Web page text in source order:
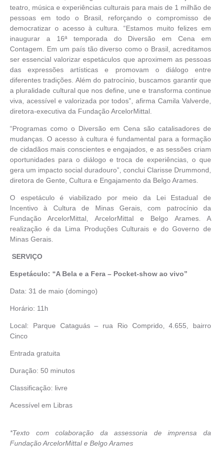
teatro, música e experiências culturais para mais de 1 milhão de
pessoas em todo o Brasil, reforçando o compromisso de
democratizar o acesso à cultura. “Estamos muito felizes em
inaugurar a 16ª temporada do Diversão em Cena em
Contagem. Em um país tão diverso como o Brasil, acreditamos
ser essencial valorizar espetáculos que aproximem as pessoas
das expressões artísticas e promovam o diálogo entre
diferentes tradições. Além do patrocínio, buscamos garantir que
a pluralidade cultural que nos define, une e transforma continue
viva, acessível e valorizada por todos”, afirma Camila Valverde,
diretora-executiva da Fundação ArcelorMittal.
“Programas como o Diversão em Cena são catalisadores de
mudanças. O acesso à cultura é fundamental para a formação
de cidadãos mais conscientes e engajados, e as sessões criam
oportunidades para o diálogo e troca de experiências, o que
gera um impacto social duradouro”, conclui Clarisse Drummond,
diretora de Gente, Cultura e Engajamento da Belgo Arames.
O espetáculo é viabilizado por meio da Lei Estadual de
Incentivo à Cultura de Minas Gerais, com patrocínio da
Fundação ArcelorMittal, ArcelorMittal e Belgo Arames. A
realização é da Lima Produções Culturais e do Governo de
Minas Gerais.
SERVIÇO
Espetáculo: “A Bela e a Fera – Pocket-show ao vivo”
Data: 31 de maio (domingo)
Horário: 11h
Local: Parque Cataguás – rua Rio Comprido, 4.655, bairro
Cinco
Entrada gratuita
Duração: 50 minutos
Classificação: livre
Acessível em Libras
*Texto com colaboração da assessoria de imprensa da
Fundação ArcelorMittal e Belgo Arames